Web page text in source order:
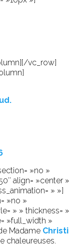
vc_row]
»no »
align= »center
» »]
»no »
» » thickness=
»full_width »
Madame
chaleureuses.